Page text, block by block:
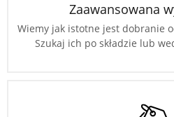
Zaawansowana
Wiemy jak istotne jest dobranie
Szukaj ich po składzie lub